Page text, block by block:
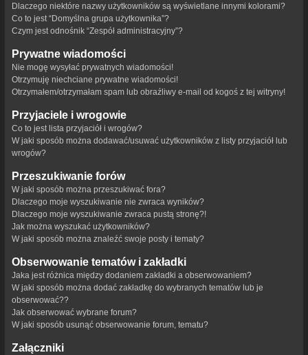
Dlaczego niektóre nazwy użytkowników są wyświetlane innymi kolorami?
Co to jest “Domyślna grupa użytkownika”?
Czym jest odnośnik “Zespół administracyjny”?
Prywatne wiadomości
Nie mogę wysyłać prywatnych wiadomości!
Otrzymuję niechciane prywatne wiadomości!
Otrzymałem/otrzymałam spam lub obraźliwy e-mail od kogoś z tej witryny!
Przyjaciele i wrogowie
Co to jest lista przyjaciół i wrogów?
W jaki sposób można dodawać/usuwać użytkowników z listy przyjaciół lub
wrogów?
Przeszukiwanie forów
W jaki sposób można przeszukiwać fora?
Dlaczego moje wyszukiwanie nie zwraca wyników?
Dlaczego moje wyszukiwanie zwraca pustą stronę?!
Jak można wyszukać użytkowników?
W jaki sposób można znaleźć swoje posty i tematy?
Obserwowanie tematów i zakładki
Jaka jest różnica między dodaniem zakładki a obserwowaniem?
W jaki sposób można dodać zakładkę do wybranych tematów lub je
obserwować??
Jak obserwować wybrane forum?
W jaki sposób usunąć obserwowanie forum, tematu?
Załączniki